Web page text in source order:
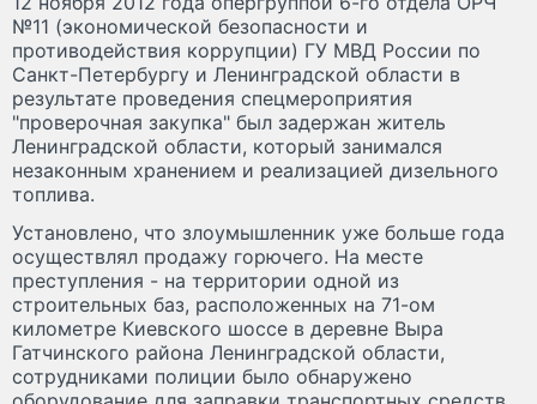
№11 (экономической безопасности и
противодействия коррупции) ГУ МВД России по
Санкт-Петербургу и Ленинградской области в
результате проведения спецмероприятия
"проверочная закупка" был задержан житель
Ленинградской области, который занимался
незаконным хранением и реализацией дизельного
топлива.
Установлено, что злоумышленник уже больше года
осуществлял продажу горючего. На месте
преступления - на территории одной из
строительных баз, расположенных на 71-ом
километре Киевского шоссе в деревне Выра
Гатчинского района Ленинградской области,
сотрудниками полиции было обнаружено